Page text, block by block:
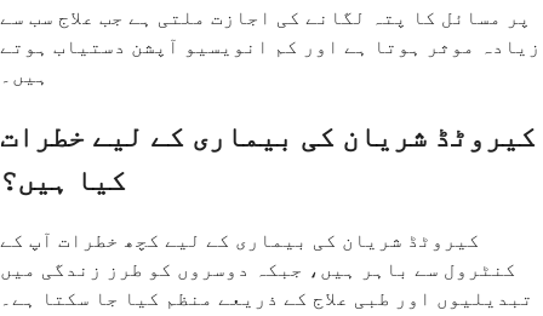
پر مسائل کا پتہ لگانے کی اجازت ملتی ہے جب علاج سب سے
زیادہ موثر ہوتا ہے اور کم انویسیو آپشن دستیاب ہوتے
ہیں۔
کیروٹڈ شریان کی بیماری کے لیے خطرات
کیا ہیں؟
کیروٹڈ شریان کی بیماری کے لیے کچھ خطرات آپ کے
کنٹرول سے باہر ہیں، جبکہ دوسروں کو طرز زندگی میں
تبدیلیوں اور طبی علاج کے ذریعے منظم کیا جا سکتا ہے۔